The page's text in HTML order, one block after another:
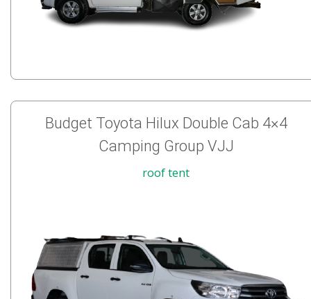
Budget Toyota Hilux Double Cab 4×4
Camping Group VJJ
roof tent